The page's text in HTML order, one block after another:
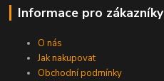
Informace pro zákazníky
O nás
Jak nakupovat
Obchodní podmínky